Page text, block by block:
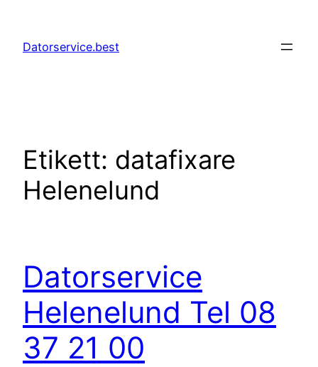
innehåll
Datorservice.best
Etikett: datafixare
Helenelund
Datorservice
Helenelund Tel 08
37 21 00